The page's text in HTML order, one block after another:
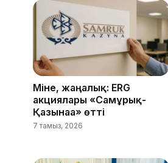
Міне, жаңалық: ERG
акциялары «Самұрық-
Қазынаға» өтті
7 тамыз, 2026